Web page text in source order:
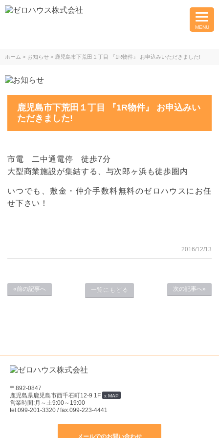
MENU
ホーム お知らせ 鹿児島市下荒田１丁目 『1R物件』 お申込みいただきました!
鹿児島市下荒田１丁目 『1R物件』 お申込みい
ただきました!
市電 二中通電停 徒歩7分
大型商業施設が集結する、与次郎ヶ浜も徒歩圏内
いつでも、敷金・仲介手数料無料のゼロハウスにお任
せ下さい！
2016/12/13
«前の記事へ 次の記事へ»
一覧にもどる
〒892-0847
鹿児島県鹿児島市西千石町12-9 1F
MAP
営業時間:月～土9:00～19:00
tel.099-201-3320 / fax.099-223-4441
メールでのお問い合わせ